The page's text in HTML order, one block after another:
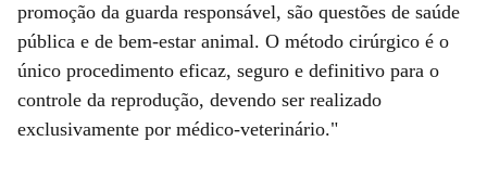
promoção da guarda responsável, são questões de saúde
pública e de bem-estar animal. O método cirúrgico é o
único procedimento eficaz, seguro e definitivo para o
controle da reprodução, devendo ser realizado
exclusivamente por médico-veterinário."